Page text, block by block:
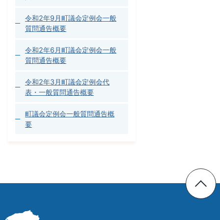
令和2年9月町議会定例会一般
質問通告概要
令和2年6月町議会定例会一般
質問通告概要
令和2年3月町議会定例会代
表・一般質問通告概要
町議会定例会一般質問通告概
要